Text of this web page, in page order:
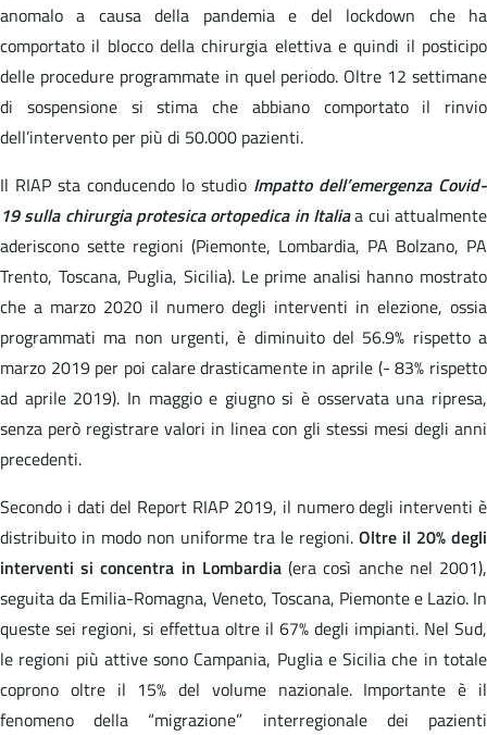
anomalo a causa della pandemia e del lockdown che ha
comportato il blocco della chirurgia elettiva e quindi il posticipo
delle procedure programmate in quel periodo. Oltre 12 settimane
di sospensione si stima che abbiano comportato il rinvio
dell’intervento per più di 50.000 pazienti.
Il RIAP sta conducendo lo studio Impatto dell’emergenza Covid-
19 sulla chirurgia protesica ortopedica in Italiaa cui attualmente
aderiscono sette regioni (Piemonte, Lombardia, PA Bolzano, PA
Trento, Toscana, Puglia, Sicilia). Le prime analisi hanno mostrato
che a marzo 2020 il numero degli interventi in elezione, ossia
programmati ma non urgenti, è diminuito del 56.9% rispetto a
marzo 2019 per poi calare drasticamente in aprile (- 83% rispetto
ad aprile 2019). In maggio e giugno si è osservata una ripresa,
senza però registrare valori in linea con gli stessi mesi degli anni
precedenti.
Secondo i dati del Report RIAP 2019, il numero degli interventi è
distribuito in modo non uniforme tra le regioni. Oltre il 20% degli
interventi si concentra in Lombardia(era così anche nel 2001),
seguita da Emilia-Romagna, Veneto, Toscana, Piemonte e Lazio. In
queste sei regioni, si effettua oltre il 67% degli impianti. Nel Sud,
le regioni più attive sono Campania, Puglia e Sicilia che in totale
coprono oltre il 15% del volume nazionale. Importante è il
fenomeno della “migrazione” interregionale dei pazienti